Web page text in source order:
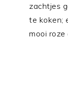
zachtjes
te koken;
mooi roze